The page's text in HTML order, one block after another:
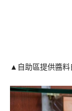
▲自助區提供醬料